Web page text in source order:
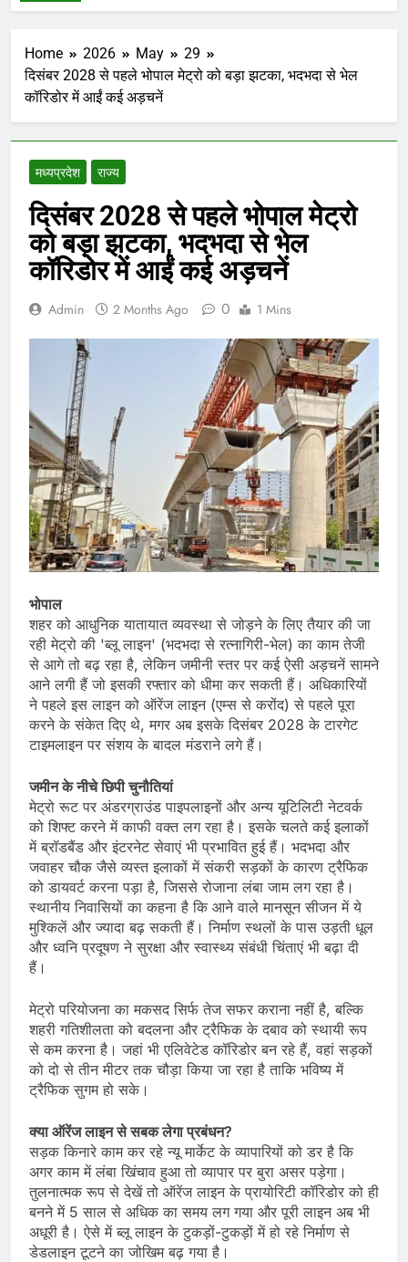
Home 2026 May
29
दिसंबर 2028 से पहले भोपाल मेट्रो को बड़ा झटका, भदभदा से भेल
कॉरिडोर में आईं कई अड़चनें
मध्‍यप्रदेश राज्य
दिसंबर 2028 से पहले भोपाल मेट्रो
को बड़ा झटका, भदभदा से भेल
कॉरिडोर में आईं कई अड़चनें
Admin 2 Months Ago 0 1 Mins
भोपाल
शहर को आधुनिक यातायात व्यवस्था से जोड़ने के लिए तैयार की जा
रही मेट्रो की 'ब्लू लाइन' (भदभदा से रत्नागिरी-भेल) का काम तेजी
से आगे तो बढ़ रहा है, लेकिन जमीनी स्तर पर कई ऐसी अड़चनें सामने
आने लगी हैं जो इसकी रफ्तार को धीमा कर सकती हैं। अधिकारियों
ने पहले इस लाइन को ऑरेंज लाइन (एम्स से करोंद) से पहले पूरा
करने के संकेत दिए थे, मगर अब इसके दिसंबर 2028 के टारगेट
टाइमलाइन पर संशय के बादल मंडराने लगे हैं।
जमीन के नीचे छिपी चुनौतियां
मेट्रो रूट पर अंडरग्राउंड पाइपलाइनों और अन्य यूटिलिटी नेटवर्क
को शिफ्ट करने में काफी वक्त लग रहा है। इसके चलते कई इलाकों
में ब्रॉडबैंड और इंटरनेट सेवाएं भी प्रभावित हुई हैं। भदभदा और
जवाहर चौक जैसे व्यस्त इलाकों में संकरी सड़कों के कारण ट्रैफिक
को डायवर्ट करना पड़ा है, जिससे रोजाना लंबा जाम लग रहा है।
स्थानीय निवासियों का कहना है कि आने वाले मानसून सीजन में ये
मुश्किलें और ज्यादा बढ़ सकती हैं। निर्माण स्थलों के पास उड़ती धूल
और ध्वनि प्रदूषण ने सुरक्षा और स्वास्थ्य संबंधी चिंताएं भी बढ़ा दी
हैं।
मेट्रो परियोजना का मकसद सिर्फ तेज सफर कराना नहीं है, बल्कि
शहरी गतिशीलता को बदलना और ट्रैफिक के दबाव को स्थायी रूप
से कम करना है। जहां भी एलिवेटेड कॉरिडोर बन रहे हैं, वहां सड़कों
को दो से तीन मीटर तक चौड़ा किया जा रहा है ताकि भविष्य में
ट्रैफिक सुगम हो सके।
क्या ऑरेंज लाइन से सबक लेगा प्रबंधन?
सड़क किनारे काम कर रहे न्यू मार्केट के व्यापारियों को डर है कि
अगर काम में लंबा खिंचाव हुआ तो व्यापार पर बुरा असर पड़ेगा।
तुलनात्मक रूप से देखें तो ऑरेंज लाइन के प्रायोरिटी कॉरिडोर को ही
बनने में 5 साल से अधिक का समय लग गया और पूरी लाइन अब भी
अधूरी है। ऐसे में ब्लू लाइन के टुकड़ों-टुकड़ों में हो रहे निर्माण से
डेडलाइन टूटने का जोखिम बढ़ गया है।